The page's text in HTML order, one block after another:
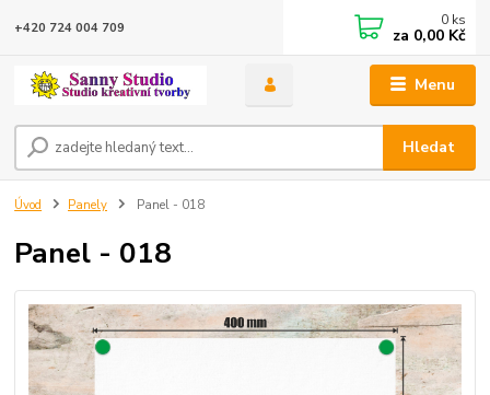
Menu
Hledat
+420 724 004 709 0 ks
za 0,00 Kč
Úvod Panely Panel - 018
Panel - 018